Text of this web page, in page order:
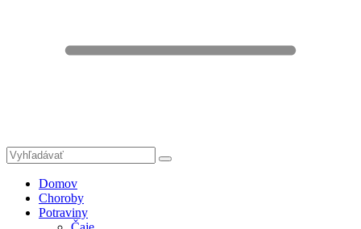
Domov
Choroby
Potraviny